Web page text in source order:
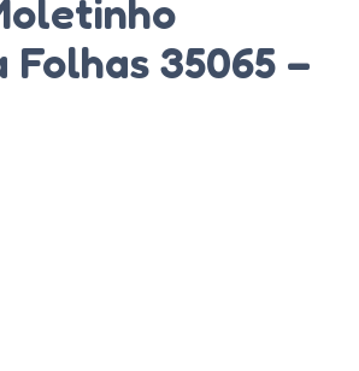
Folhas 35065 –